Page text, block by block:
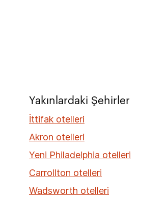
Yakınlardaki Şehirler
İttifak otelleri
Akron otelleri
Yeni Philadelphia otelleri
Carrollton otelleri
Wadsworth otelleri